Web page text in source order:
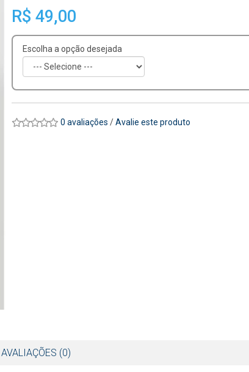
R$ 49,00
Escolha a opção desejada
0 avaliações /Avalie este produto
AVALIAÇÕES (0)